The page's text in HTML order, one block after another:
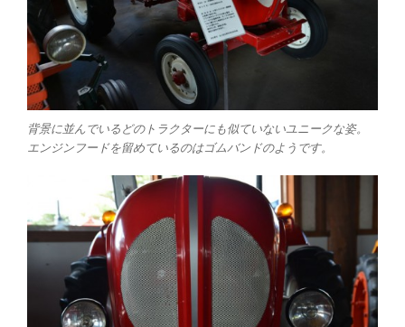
背景に並んでいるどのトラクターにも似ていないユニークな姿。
エンジンフードを留めているのはゴムバンドのようです。